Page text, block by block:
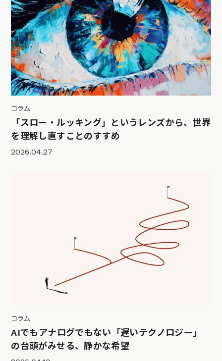
コラム
「スロー・ルッキング」というレンズから、世界
を理解し直すことのすすめ
2026.04.27
コラム
AIでもアナログでもない「遅いテクノロジー」
の台頭がみせる、静かな希望